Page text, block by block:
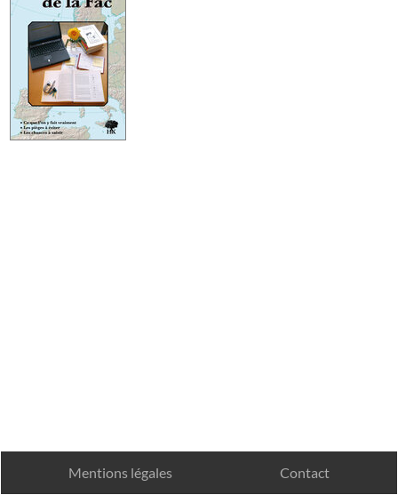
Mentions légales Contact